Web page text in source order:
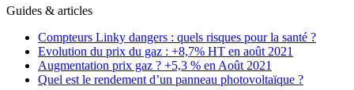
Guides & articles
Compteurs Linky dangers : quels risques pour la santé ?
Evolution du prix du gaz : +8,7% HT en août 2021
Augmentation prix gaz ? +5,3 % en Août 2021
Quel est le rendement d’un panneau photovoltaïque ?